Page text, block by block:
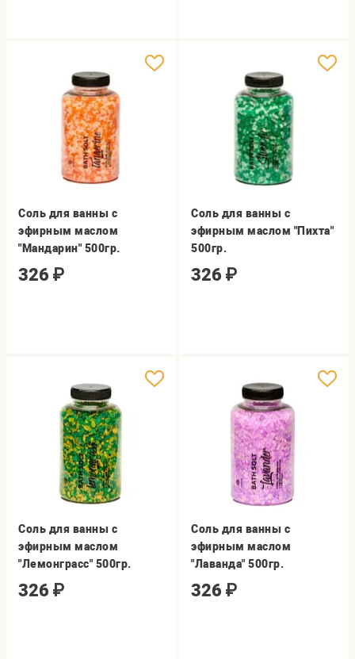
Соль для ванны с
эфирным маслом
"Мандарин" 500гр.
326 ₽
Соль для ванны с
эфирным маслом "Пихта"
500гр.
326 ₽
Соль для ванны с
эфирным маслом
"Лемонграсс" 500гр.
326 ₽
Соль для ванны с
эфирным маслом
"Лаванда" 500гр.
326 ₽